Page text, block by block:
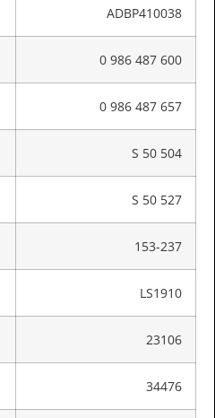
ADBP410038
0 986 487 600
0 986 487 657
S 50 504
S 50 527
153-237
LS1910
23106
34476